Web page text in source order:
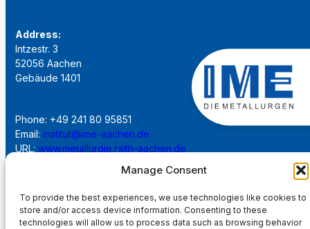
Manage Consent
To provide the best experiences, we use technologies like cookies to
store and/or access device information. Consenting to these
technologies will allow us to process data such as browsing behavior
Address:
Intzestr. 3
52056 Aachen
Gebäude 1401
Phone: +49 241 80 95851
Email: institut@ime-aachen.de
URL: www.metallurgie.rwth-aachen.de